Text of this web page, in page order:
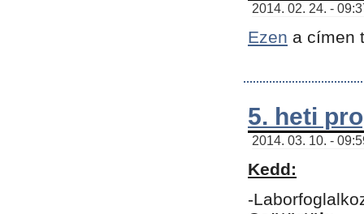
2014. 02. 24. -
Ezen a címen
5. heti
2014. 03. 10. -
Kedd:
-